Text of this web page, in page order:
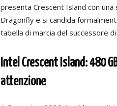
presenta Crescent Island con una
Dragonfly e si candida
tabella di marcia del successore di
Intel Crescent Island: 480
attenzione